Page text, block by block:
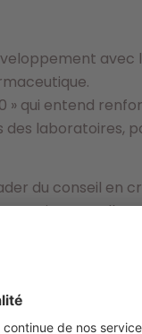
avec
» qui entend
laboratoires,
du conseil en
marie
de
est fondé
de la
la mise en ligne
la Santé.